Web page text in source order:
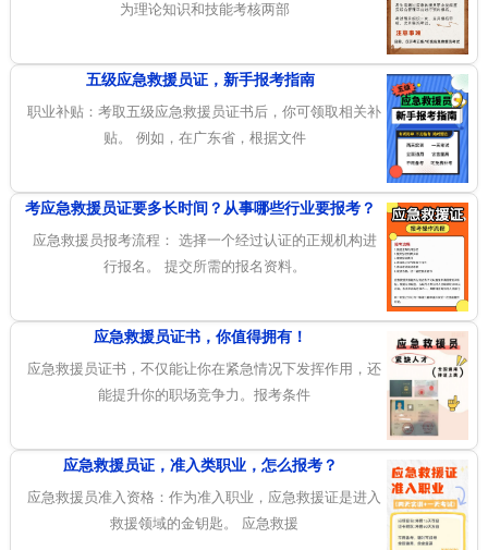
为理论知识和技能考核两部
五级应急救援员证，新手报考指南
职业补贴：考取五级应急救援员证书后，你可领取相关补
贴。 例如，在广东省，根据文件
考应急救援员证要多长时间？从事哪些行业要报考？
应急救援员报考流程： 选择一个经过认证的正规机构进
行报名。 提交所需的报名资料。
应急救援员证书，你值得拥有！
应急救援员证书，不仅能让你在紧急情况下发挥作用，还
能提升你的职场竞争力。报考条件
应急救援员证，准入类职业，怎么报考？
应急救援员准入资格：作为准入职业，应急救援证是进入
救援领域的金钥匙。 应急救援